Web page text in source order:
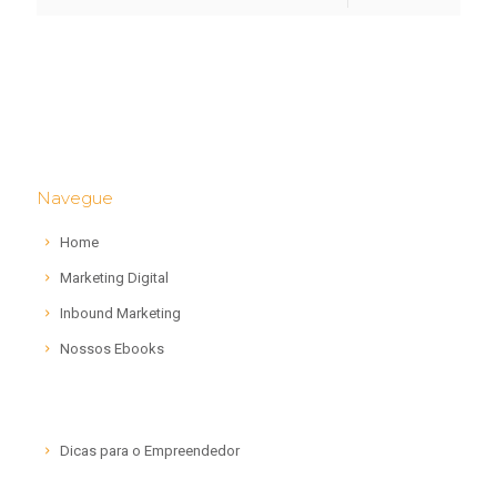
Navegue
Home
Marketing Digital
Inbound Marketing
Nossos Ebooks
Dicas para o Empreendedor